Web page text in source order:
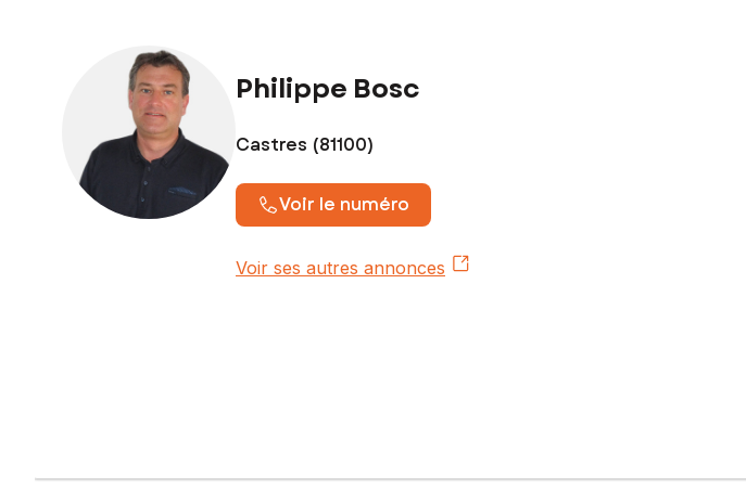
Philippe Bosc
Castres (81100)
Voir le numéro
Voir ses autres annonces